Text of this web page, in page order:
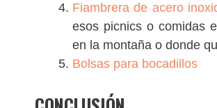
Fiambrera de acero
esos picnics o comidas
en la montaña o donde
Bolsas para bocadillos